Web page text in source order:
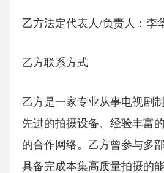
乙方法定代表人/负责人：李
乙方联系方式
乙方是一家专业从事电视剧
先进的拍摄设备、经验丰富
的合作网络。乙方曾参与多
具备完成本集高质量拍摄的